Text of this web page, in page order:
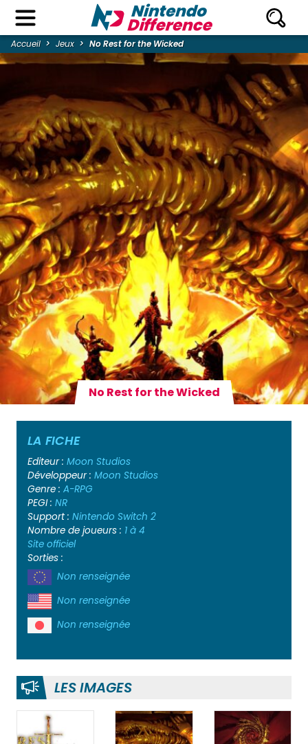
Accueil Jeux No Rest for the Wicked
No Rest for the Wicked
LA FICHE
Editeur : Moon Studios
Développeur : Moon Studios
Genre : A-RPG
PEGI : NR
Support : Nintendo Switch 2
Nombre de joueurs : 1 à 4
Site officiel
Sorties :
Non renseignée
Non renseignée
Non renseignée
LES IMAGES